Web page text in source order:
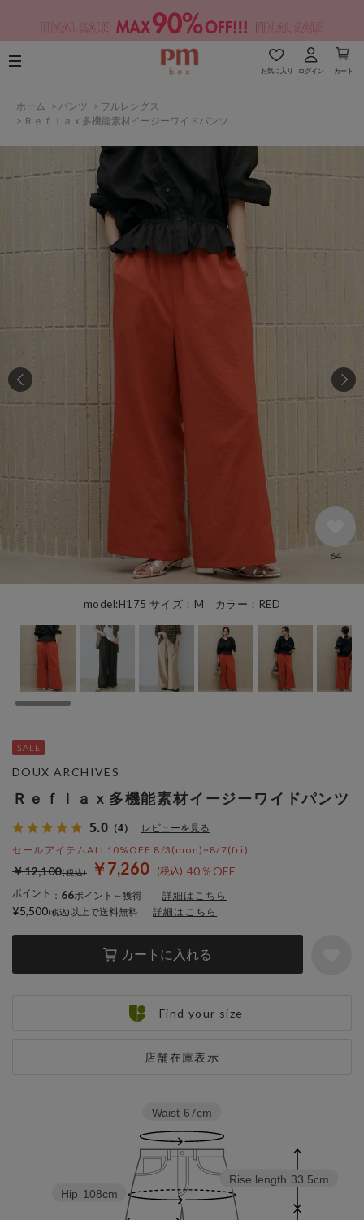
お気に入り ログイン カート
ホーム > パンツ > フルレングス
> Ｒｅｆｌａｘ多機能素材イージーワイドパンツ
model:H175 サイズ：M カラー：RED
64
Ｒｅｆｌａｘ多機能素材イージーワイドパンツ
5.0 （4） レビューを見る
セールアイテムALL10%OFF 8/3(mon)~8/7(fri)
￥7,260 40％OFF
￥12,100
ポイント ： 66ポイント～獲得 詳細はこちら
カートに入れる
店舗在庫表示
DOUX ARCHIVES
¥5,500 以上で送料無料 詳細はこちら
Find your size
Rise length 33.5cm
Hip 108cm
Waist 67cm